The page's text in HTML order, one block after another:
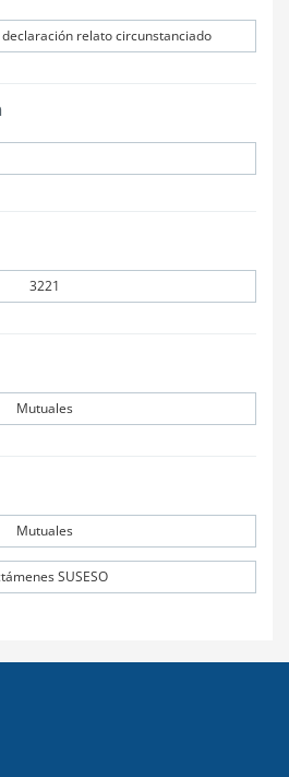
relato circunstanciado
3221
Mutuales
Mutuales
SUSESO